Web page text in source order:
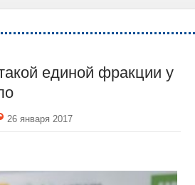
единой фракции у
26 января 2017